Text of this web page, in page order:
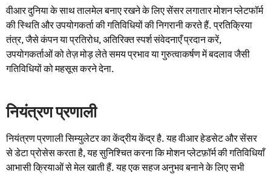
वीआर दुनिया के साथ तालमेल बनाए रखने के लिए सेंसर लगातार मोशन प्लेटफॉर्म
की स्थिति और उपयोगकर्ता की गतिविधियों की निगरानी करते हैं. प्रतिक्रिया
तंत्र, जैसे कंपन या प्रतिरोध, अतिरिक्त स्पर्श संवेदनाएँ प्रदान करें,
उपयोगकर्ताओं को तेज़ मोड़ लेते समय प्रभाव या गुरुत्वाकर्षण में बदलाव जैसी
गतिविधियों को महसूस करने देना.
नियंत्रण प्रणाली
नियंत्रण प्रणाली सिम्युलेटर का केंद्रीय केंद्र है. यह वीआर हेडसेट और सेंसर
से डेटा प्रोसेस करता है, यह सुनिश्चित करना कि मोशन प्लेटफ़ॉर्म की गतिविधियाँ
आभासी क्रियाओं से मेल खाती हैं. यह एक सहज अनुभव बनाने के लिए सभी